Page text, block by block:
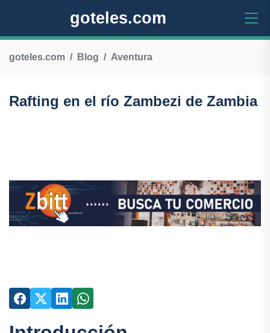
goteles.com
goteles.com Blog Aventura
Rafting en el río Zambezi de Zambia